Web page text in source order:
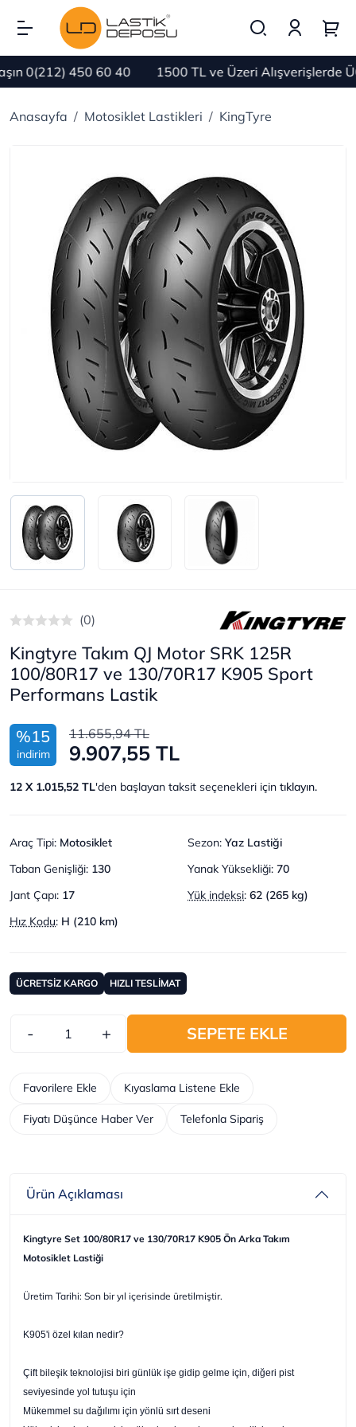
0(212) 450 60 40 1500 TL ve Üzeri Alışverişlerde
Anasayfa Motosiklet Lastikleri KingTyre
(0)
Kingtyre Takım QJ Motor SRK 125R
100/80R17 ve 130/70R17 K905 Sport
Performans Lastik
%15
indirim
11.655,94 TL
9.907,55 TL
12 X 1.015,52 TL'den başlayan taksit seçenekleri için tıklayın.
Araç Tipi: Motosiklet Sezon: Yaz Lastiği
Taban Genişliği: 130 Yanak Yüksekliği: 70
Jant Çapı: 17 Yük indeksi: 62 (265 kg)
Hız Kodu: H (210 km)
ÜCRETSİZ KARGO HIZLI TESLİMAT
- + SEPETE EKLE
Telefonla Sipariş
Kıyaslama Listene Ekle
Favorilere Ekle
Fiyatı Düşünce Haber Ver
Ürün Açıklaması
Kingtyre Set 100/80R17 ve 130/70R17 K905 Ön Arka Takım
Motosiklet Lastiği
Üretim Tarihi: Son bir yıl içerisinde üretilmiştir.
K905'i özel kılan nedir?
Çift bileşik teknolojisi biri günlük işe gidip gelme için, diğeri pist
seviyesinde yol tutuşu için
Mükemmel su dağılımı için yönlü sırt deseni